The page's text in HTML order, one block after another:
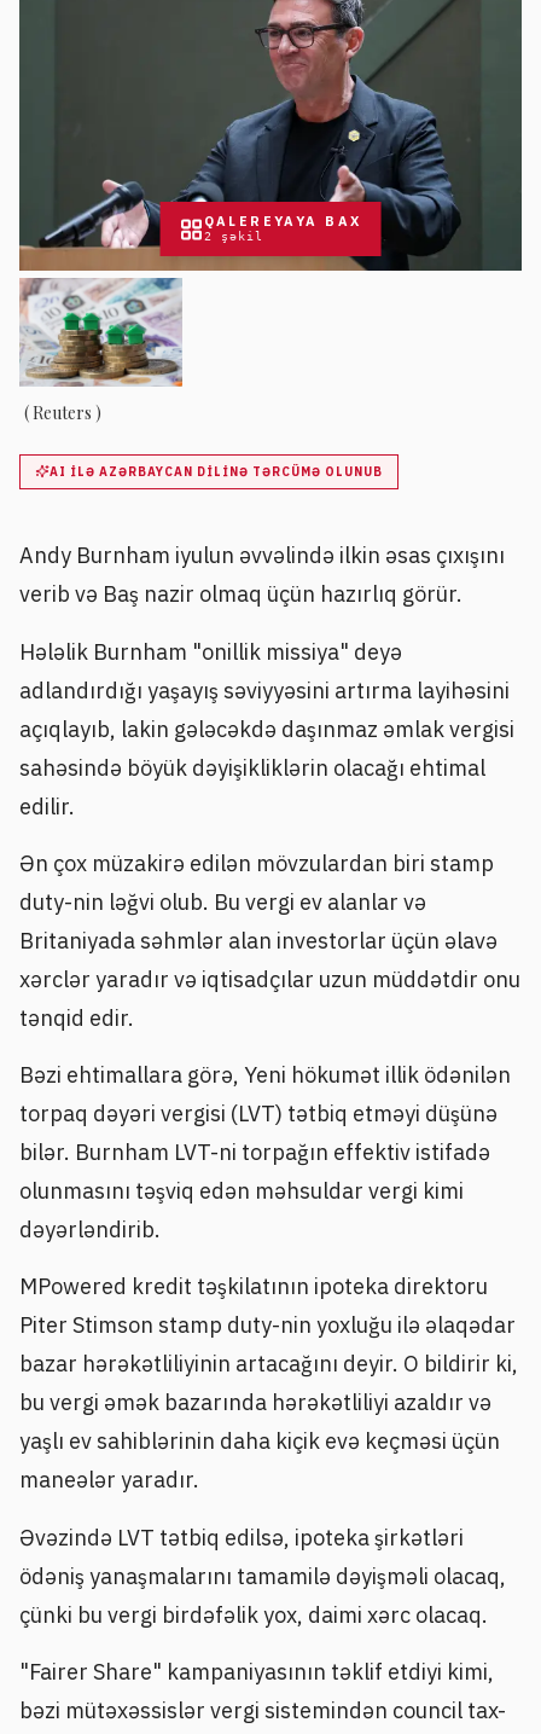
QALEREYAYA BAX
2 şəkil
( Reuters )
AI ILƏ AZƏRBAYCAN DILINƏ TƏRCÜMƏ OLUNUB
Andy Burnham iyulun əvvəlində ilkin əsas çıxışını
verib və Baş nazir olmaq üçün hazırlıq görür.
Hələlik Burnham "onillik missiya" deyə
adlandırdığı yaşayış səviyyəsini artırma layihəsini
açıqlayıb, lakin gələcəkdə daşınmaz əmlak vergisi
sahəsində böyük dəyişikliklərin olacağı ehtimal
edilir.
Ən çox müzakirə edilən mövzulardan biri stamp
duty-nin ləğvi olub. Bu vergi ev alanlar və
Britaniyada səhmlər alan investorlar üçün əlavə
xərclər yaradır və iqtisadçılar uzun müddətdir onu
tənqid edir.
Bəzi ehtimallara görə, Yeni hökumət illik ödənilən
torpaq dəyəri vergisi (LVT) tətbiq etməyi düşünə
bilər. Burnham LVT-ni torpağın effektiv istifadə
olunmasını təşviq edən məhsuldar vergi kimi
dəyərləndirib.
MPowered kredit təşkilatının ipoteka direktoru
Piter Stimson stamp duty-nin yoxluğu ilə əlaqədar
bazar hərəkətliliyinin artacağını deyir. O bildirir ki,
bu vergi əmək bazarında hərəkətliliyi azaldır və
yaşlı ev sahiblərinin daha kiçik evə keçməsi üçün
maneələr yaradır.
Əvəzində LVT tətbiq edilsə, ipoteka şirkətləri
ödəniş yanaşmalarını tamamilə dəyişməli olacaq,
çünki bu vergi birdəfəlik yox, daimi xərc olacaq.
"Fairer Share" kampaniyasının təklif etdiyi kimi,
bəzi mütəxəssislər vergi sistemindən council tax-